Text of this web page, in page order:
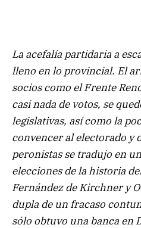
La acefalía partidaria a
lleno en lo provincial. El
socios como el Frente
casi nada de votos, se
legislativas, así como la
convencer al electorado y
peronistas se tradujo en
elecciones de la historia
Fernández de Kirchner y
dupla de un fracaso
sólo obtuvo una banca en